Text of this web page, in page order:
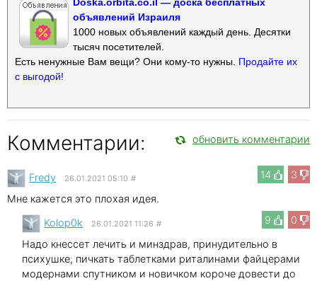
объявлений Израиля
1000 новых объявлений каждый день. Десятки
тысяч посетителей.
Есть ненужные Вам вещи? Они кому-то нужны. Продайте их
с выгодой!
Комментарии: обновить комментарии
14 3
Fredy 26.01.2021 05:10 #
Мне кажется это плохая идея.
9
0
Kolop0k 26.01.2021 11:26 #
Надо кнессет лечить и минздрав, принудительно в
психушке, пичкать таблетками риталинами файцерами
модернами спутником и новичком короче довести до